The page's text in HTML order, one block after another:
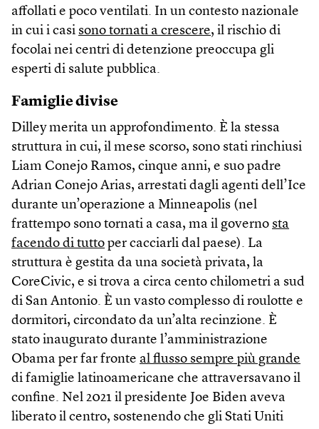
affollati e poco ventilati. In un contesto nazionale
in cui i casi sono tornati a crescere, il rischio di
focolai nei centri di detenzione preoccupa gli
esperti di salute pubblica.
Famiglie divise
Dilley merita un approfondimento. È la stessa
struttura in cui, il mese scorso, sono stati rinchiusi
Liam Conejo Ramos, cinque anni, e suo padre
Adrian Conejo Arias, arrestati dagli agenti dell’Ice
durante un’operazione a Minneapolis (nel
frattempo sono tornati a casa, ma il governo sta
facendo di tutto per cacciarli dal paese). La
struttura è gestita da una società privata, la
CoreCivic, e si trova a circa cento chilometri a sud
di San Antonio. È un vasto complesso di roulotte e
dormitori, circondato da un’alta recinzione. È
stato inaugurato durante l’amministrazione
Obama per far fronte al flusso sempre più grande
di famiglie latinoamericane che attraversavano il
confine. Nel 2021 il presidente Joe Biden aveva
liberato il centro, sostenendo che gli Stati Uniti